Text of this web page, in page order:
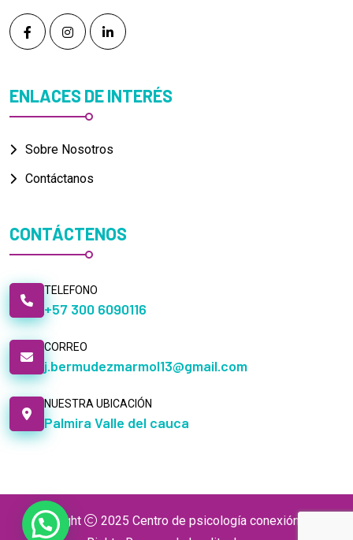
ENLACES DE INTERÉS
Sobre Nosotros
Contáctanos
CONTÁCTENOS
TELEFONO
+57 300 6090116
CORREO
j.bermudezmarmol13@gmail.com
NUESTRA UBICACIÓN
Palmira Valle del cauca
Copyright
2025 Centro de psicología conexión. . All